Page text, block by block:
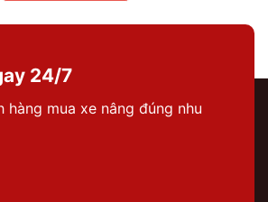
24/7
hàng mua xe nâng đúng nhu